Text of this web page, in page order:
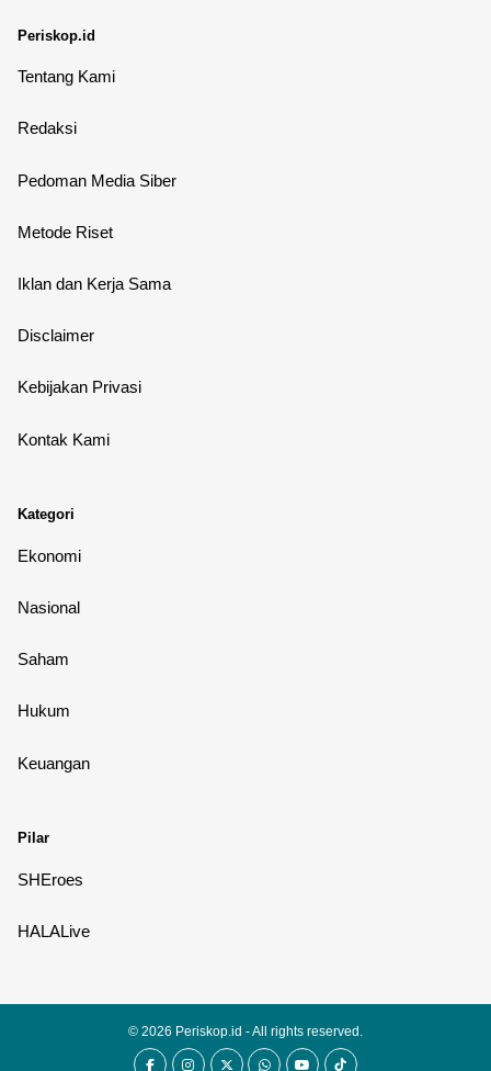
Periskop.id
Tentang Kami
Redaksi
Pedoman Media Siber
Metode Riset
Iklan dan Kerja Sama
Disclaimer
Kebijakan Privasi
Kontak Kami
Kategori
Ekonomi
Nasional
Saham
Hukum
Keuangan
Pilar
SHEroes
HALALive
© 2026 Periskop.id - All rights reserved.